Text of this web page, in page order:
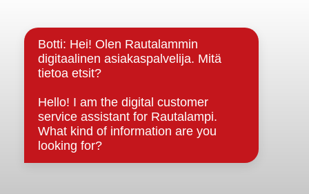
Strategiat, ohjelmat, ohjeet, suunnitelmat, säännöt ja
sopimukset
Asiakirjajulkisuuskuvaus
Evästeet
Saavutettavuusseloste
Tietosuoja
Tietosuojaselosteet